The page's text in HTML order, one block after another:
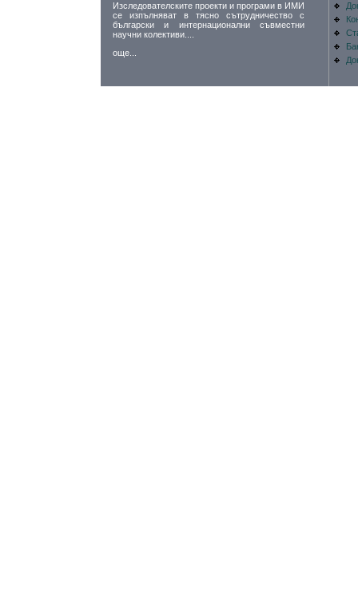
Изследователските проекти и програми в ИМИ
се изпълняват в тясно сътрудничество с
български и интернационални съвместни
научни колективи....
още...